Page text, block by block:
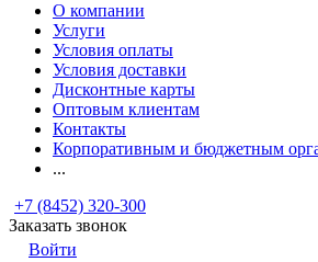
О компании
Услуги
Условия оплаты
Условия доставки
Дисконтные карты
Оптовым клиентам
Контакты
Корпоративным и бюджетным
...
+7 (8452) 320-300
Заказать звонок
Войти